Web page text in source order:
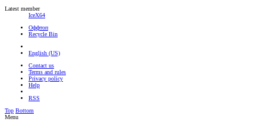
Latest member
IceX64
Оффтоп
Recycle Bin
English (US)
Contact us
Terms and rules
Privacy policy
Help
RSS
Top Bottom
Menu